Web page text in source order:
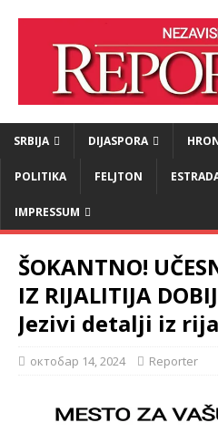
SRBIJA DIJASPORA
POLITIKA FELJTON
IMPRESSUM
ŠOKANTNO!
IZ RIJALITIJA
Jezivi detalji iz
октобар 14, 2024 Reporter